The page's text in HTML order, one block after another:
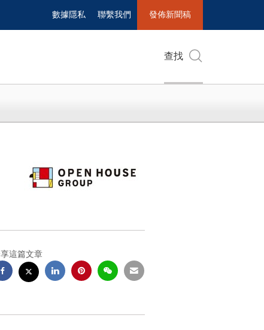
數據隱私 聯繫我們 發佈新聞稿
查找
這篇文章